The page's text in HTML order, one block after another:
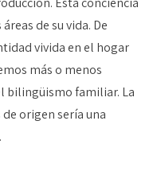
de su vida. De
vivida en el hogar
más o menos
bilingüismo familiar. La
origen sería una